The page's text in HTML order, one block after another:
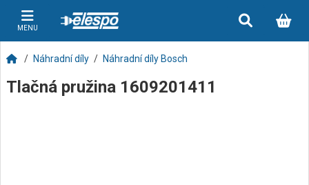
MENU
Náhradní díly Náhradní díly Bosch
Tlačná pružina 1609201411